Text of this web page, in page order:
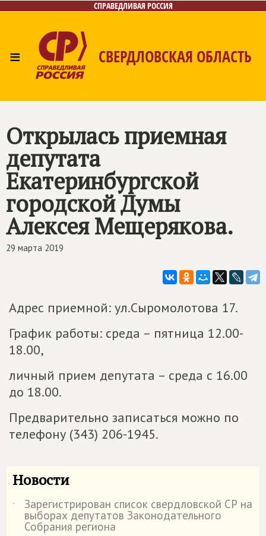
СПРАВЕДЛИВАЯ РОССИЯ
≡ СВЕРДЛОВСКАЯ ОБЛАСТЬ
Открылась приемная
депутата
Екатеринбургской
городской Думы
Алексея Мещерякова.
29 марта 2019
Адрес приемной: ул.Сыромолотова 17.
График работы: среда – пятница 12.00-
18.00,
личный прием депутата – среда с 16.00
до 18.00.
Предварительно записаться можно по
телефону (343) 206-1945.
Новости
˙ Зарегистрирован список свердловской СР на
выборах депутатов Законодательного
Собрания региона